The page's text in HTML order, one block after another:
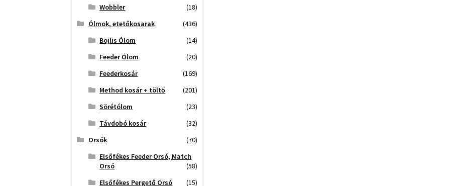
Wobbler
(18)
Ólmok, etetőkosarak
(436)
Bojlis Ólom
(14)
Feeder Ólom
(20)
Feederkosár
(169)
Method kosár + töltő
(201)
Sörétólom
(23)
Távdobó kosár
(32)
Orsók
(70)
Elsőfékes Feeder Orsó, Match
Orsó
(58)
Elsőfékes Pergető Orsó
(15)